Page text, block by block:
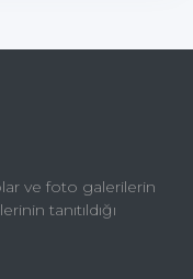
ve foto galerilerin
tanıtıldığı